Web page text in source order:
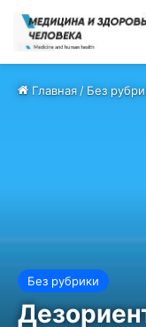
Главная/Без
Без рубрики